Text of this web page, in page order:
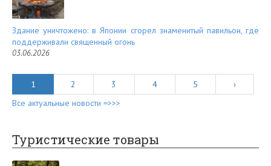
Здание уничтожено: в Японии сгорел знаменитый павильон, где
поддерживали священный огонь
03.06.2026
1 2 3 4 5
›
Все актуальные новости =>>>
Туристические товары